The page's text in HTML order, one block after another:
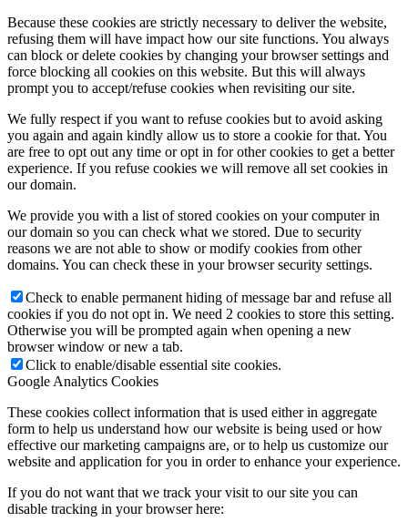
Because these cookies are strictly necessary to deliver the website,
refusing them will have impact how our site functions. You always
can block or delete cookies by changing your browser settings and
force blocking all cookies on this website. But this will always
prompt you to accept/refuse cookies when revisiting our site.
We fully respect if you want to refuse cookies but to avoid asking
you again and again kindly allow us to store a cookie for that. You
are free to opt out any time or opt in for other cookies to get a better
experience. If you refuse cookies we will remove all set cookies in
our domain.
We provide you with a list of stored cookies on your computer in
our domain so you can check what we stored. Due to security
reasons we are not able to show or modify cookies from other
domains. You can check these in your browser security settings.
Check to enable permanent hiding of message bar and refuse all
cookies if you do not opt in. We need 2 cookies to store this setting.
Otherwise you will be prompted again when opening a new
browser window or new a tab.
Click to enable/disable essential site cookies.
Google Analytics Cookies
These cookies collect information that is used either in aggregate
form to help us understand how our website is being used or how
effective our marketing campaigns are, or to help us customize our
website and application for you in order to enhance your experience.
If you do not want that we track your visit to our site you can
disable tracking in your browser here: